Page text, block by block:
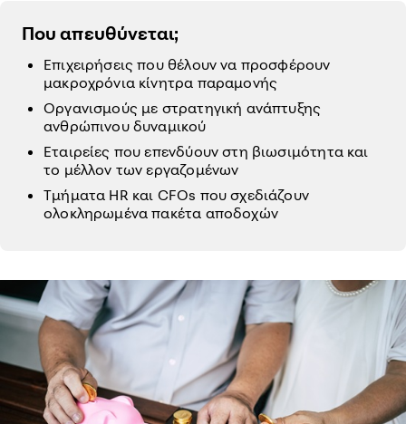
Που απευθύνεται;
Επιχειρήσεις που θέλουν να προσφέρουν
μακροχρόνια κίνητρα παραμονής
Οργανισμούς με στρατηγική ανάπτυξης
ανθρώπινου δυναμικού
Εταιρείες που επενδύουν στη βιωσιμότητα και
το μέλλον των εργαζομένων
Τμήματα HR και CFOs που σχεδιάζουν
ολοκληρωμένα πακέτα αποδοχών